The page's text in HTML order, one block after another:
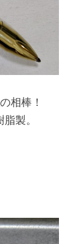
相棒！
製。